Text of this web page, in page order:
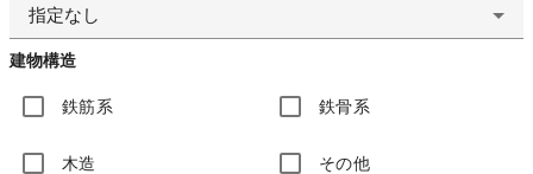
指定なし
建物構造
鉄筋系 鉄骨系
木造 その他